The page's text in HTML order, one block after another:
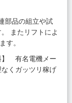
部品の組立や試
またリフトによ
す。
】 有名電機メー
くガッツリ稼げ